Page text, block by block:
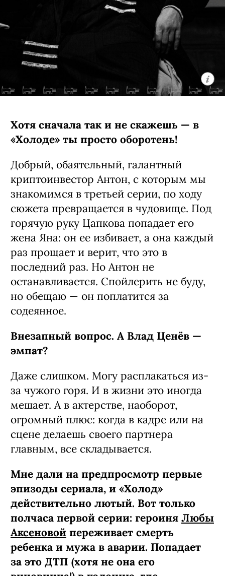
Хотя сначала так и не скажешь — в
«Холоде» ты просто оборотень!
Добрый, обаятельный, галантный
криптоинвестор Антон, с которым мы
знакомимся в третьей серии, по ходу
сюжета превращается в чудовище. Под
горячую руку Цапкова попадает его
жена Яна: он ее избивает, а она каждый
раз прощает и верит, что это в
последний раз. Но Антон не
останавливается. Спойлерить не буду,
но обещаю — он поплатится за
содеянное.
Внезапный вопрос. А Влад Ценёв —
эмпат?
Даже слишком. Могу расплакаться из-
за чужого горя. И в жизни это иногда
мешает. А в актерстве, наоборот,
огромный плюс: когда в кадре или на
сцене делаешь своего партнера
главным, все складывается.
Мне дали на предпросмотр первые
эпизоды сериала, и «Холод»
действительно лютый. Вот только
полчаса первой серии: героиня Любы
Аксеновой переживает смерть
ребенка и мужа в аварии. Попадает
за это ДТП (хотя не она его